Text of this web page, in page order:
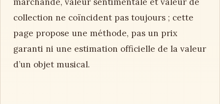
collection ne coïncident pas toujours ; cette
page propose une méthode, pas un prix
garanti ni une estimation officielle de la valeur
d’un objet musical.